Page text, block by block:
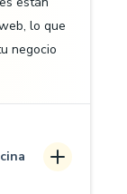
lo que
negocio